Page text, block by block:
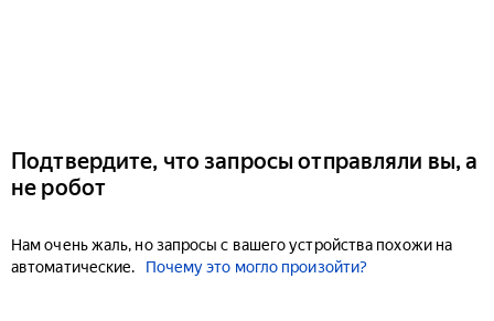
Подтвердите, что запросы отправляли вы, а
не робот
Нам очень жаль, но запросы с вашего устройства похожи на
автоматические.
Почему это могло произойти?